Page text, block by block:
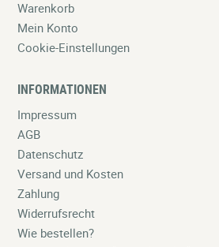
Warenkorb
Mein Konto
Cookie-Einstellungen
INFORMATIONEN
Impressum
AGB
Datenschutz
Versand und Kosten
Zahlung
Widerrufsrecht
Wie bestellen?